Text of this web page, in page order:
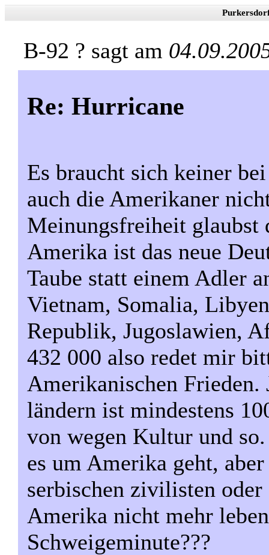
B-92 ? sagt am
Re: Hurricane
Es braucht sich keiner
auch die Amerikaner
Meinungsfreiheit glaubst
Amerika ist das neue
Taube statt einem Adler
Vietnam, Somalia,
Republik, Jugoslawien,
432 000 also redet mir
Amerikanischen Frieden.
ländern ist mindestens
von wegen Kultur und
es um Amerika geht,
serbischen zivilisten
Amerika nicht mehr
Schweigeminute???